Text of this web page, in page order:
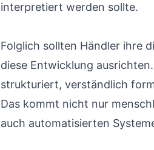
interpretiert werden sollte.
Folglich sollten Händler ihre
diese Entwicklung
strukturiert, verständlich
Das kommt nicht nur
auch automatisierten